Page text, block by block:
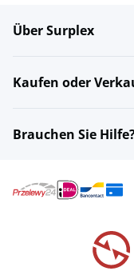
Über Surplex
Kaufen oder
Brauchen Sie